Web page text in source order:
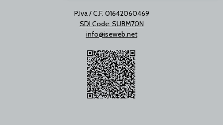
P.Iva / C.F. 01642060469
SDI Code: SUBM70N
info@iseweb.net